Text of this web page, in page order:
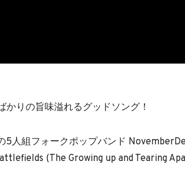
かりの旨味溢れるグッドソング！
5人組フォークポップバンド
(The Growing up and Tearing